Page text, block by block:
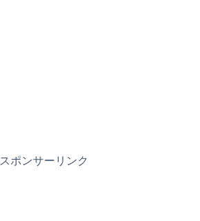
スポンサーリンク